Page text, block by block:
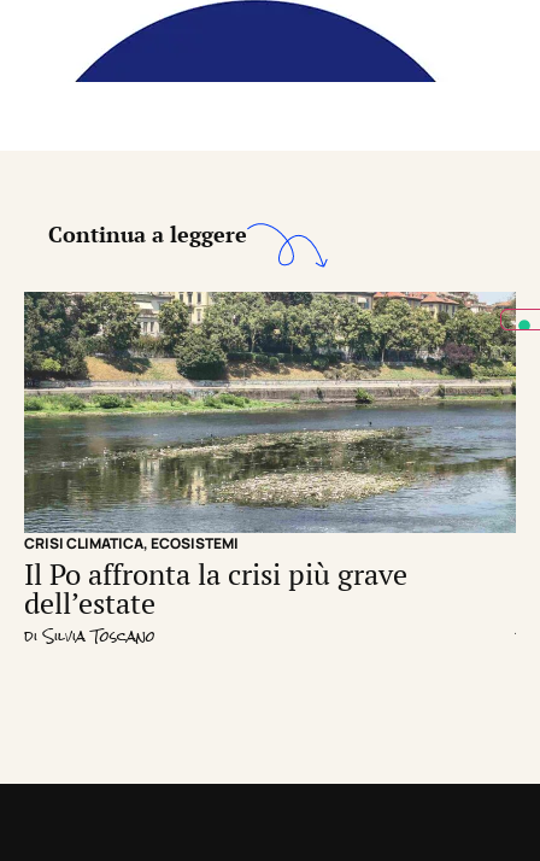
Continua a leggere
CRISI CLIMATICA,ECOSISTEMI
Il Po affronta la crisi più grave
dell’estate
diSilvia Toscano